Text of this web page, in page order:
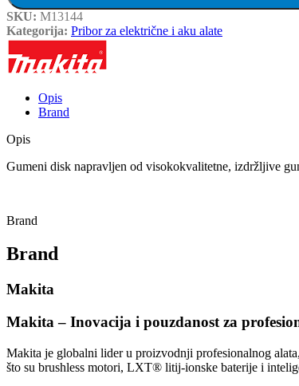
SKU: M13144
Kategorija: Pribor za električne i aku alate
Opis
Brand
Opis
Gumeni disk napravljen od visokokvalitetne, izdržljive
Brand
Brand
Makita
Makita – Inovacija i pouzdanost za
Makita je globalni lider u proizvodnji profesionalnog
što su brushless motori, LXT® litij-ionske baterije i